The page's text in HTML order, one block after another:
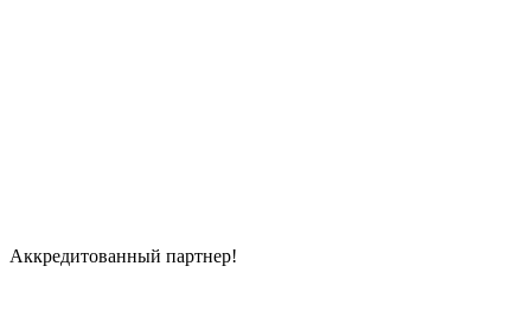
Аккредитованный партнер!